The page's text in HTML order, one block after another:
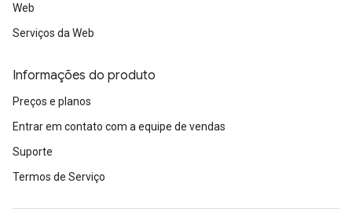
Web
Serviços da Web
Informações do produto
Preços e planos
Entrar em contato com a equipe de vendas
Suporte
Termos de Serviço